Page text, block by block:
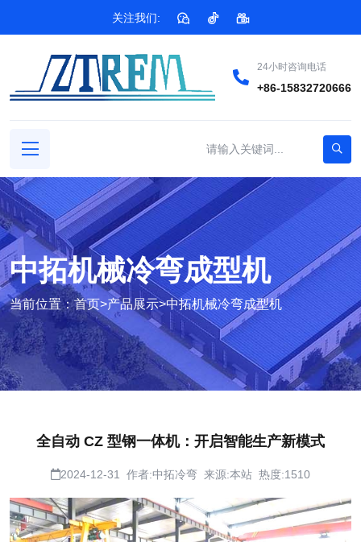
关注我们:
24小时咨询电话
+86-15832720666
中拓机械冷弯成型机
当前位置：首页>产品展示>中拓机械冷弯成型机
全自动 CZ 型钢一体机：开启智能生产新模式
2024-12-31 作者:中拓冷弯 来源:本站 热度:1510